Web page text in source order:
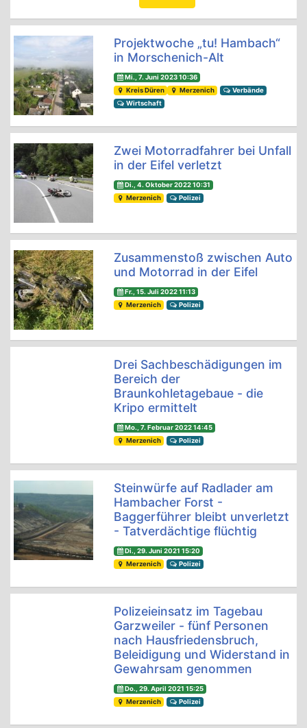
Projektwoche „tu! Hambach“
in Morschenich-Alt
Mi., 7. Juni 2023 10:36
Kreis Düren
Merzenich
Verbände
Wirtschaft
Zwei Motorradfahrer bei Unfall
in der Eifel verletzt
Di., 4. Oktober 2022 10:31
Merzenich
Polizei
Zusammenstoß zwischen Auto
und Motorrad in der Eifel
Fr., 15. Juli 2022 11:13
Merzenich
Polizei
Drei Sachbeschädigungen im
Bereich der
Braunkohletagebaue - die
Kripo ermittelt
Mo., 7. Februar 2022 14:45
Merzenich
Polizei
Steinwürfe auf Radlader am
Hambacher Forst -
Baggerführer bleibt unverletzt
- Tatverdächtige flüchtig
Di., 29. Juni 2021 15:20
Merzenich
Polizei
Polizeieinsatz im Tagebau
Garzweiler - fünf Personen
nach Hausfriedensbruch,
Beleidigung und Widerstand in
Gewahrsam genommen
Do., 29. April 2021 15:25
Merzenich
Polizei